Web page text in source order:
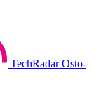
TechRadar Osto-